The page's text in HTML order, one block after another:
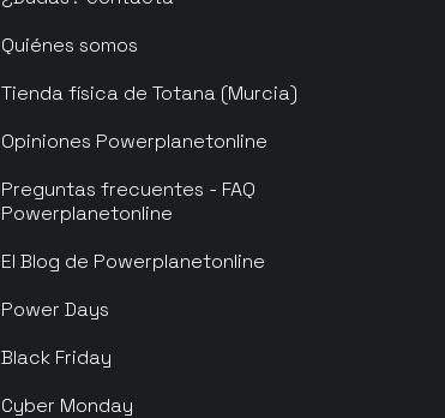
Quiénes somos
Tienda física de Totana (Murcia)
Opiniones Powerplanetonline
Preguntas frecuentes - FAQ
Powerplanetonline
El Blog de Powerplanetonline
Power Days
Black Friday
Cyber Monday